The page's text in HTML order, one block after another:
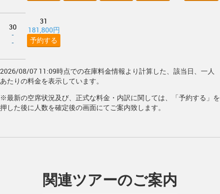
30
-
-
31
181,800円
予約する
2026/08/07 11:09時点での在庫料金情報より計算した、該当日、一人
あたりの料金を表示しています。
※最新の空席状況及び、正式な料金・内訳に関しては、「予約する」を
押した後に人数を確定後の画面にてご案内致します。
関連ツアーのご案内